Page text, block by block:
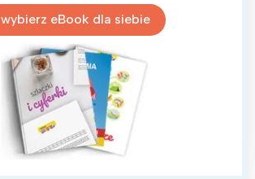
wybierz eBook dla siebie